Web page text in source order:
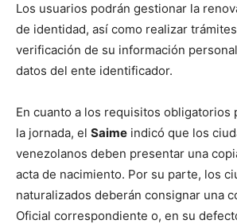
Los usuarios podrán gestionar la
de identidad, así como realizar
verificación de su información
datos del ente identificador.
En cuanto a los requisitos obligatorios
la jornada, el Saime indicó que los
venezolanos deben presentar una
acta de nacimiento. Por su parte, los
naturalizados deberán consignar una
Oficial correspondiente o, en su